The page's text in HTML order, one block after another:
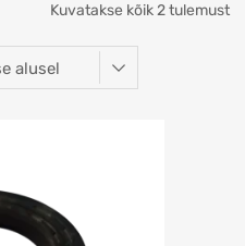
Kuvatakse kõik 2 tulemust